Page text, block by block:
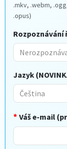
.mkv, .webm,
.opus)
Rozpoznávání
Jazyk
Váš e-mail